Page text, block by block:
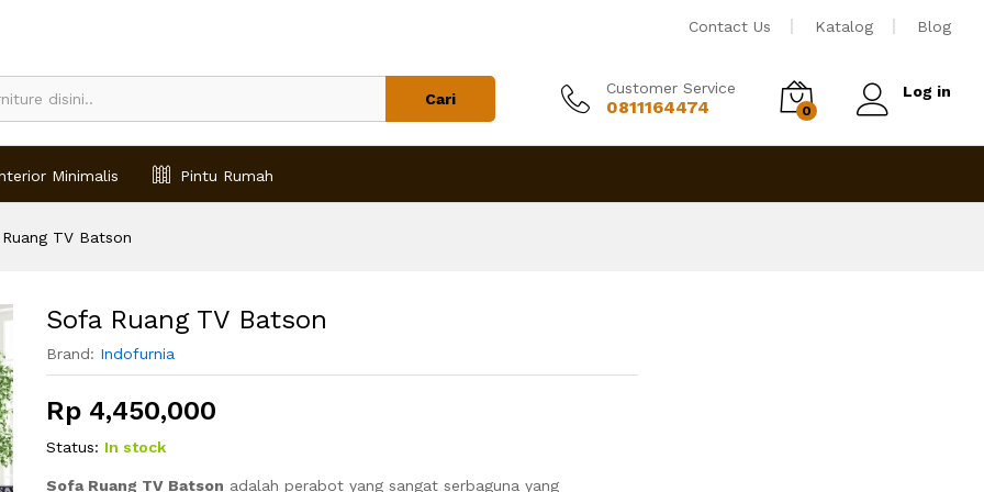
Contact Us Katalog Blog
Cari
Customer Service
0811164474 0
Log in
Minimalis Pintu Rumah
TV Batson
Sofa Ruang TV Batson
Brand: Indofurnia
Rp4,450,000
Status: In stock
Sofa Ruang TV Batson adalah perabot yang sangat serbaguna yang
Tambah ke keranjang